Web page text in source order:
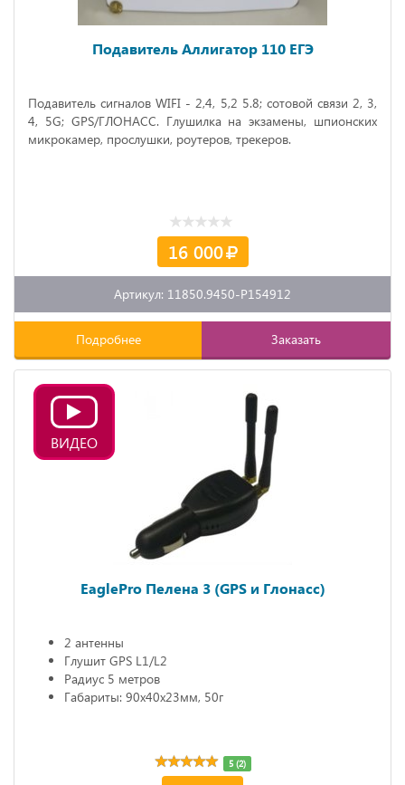
Подавитель Аллигатор 110 ЕГЭ
Подавитель сигналов WIFI - 2,4, 5,2 5.8; сотовой связи 2, 3,
4, 5G; GPS/ГЛОНАСС. Глушилка на экзамены, шпионских
микрокамер, прослушки, роутеров, трекеров.
16 000
Артикул: 11850.9450-P154912
Подробнее Заказать
ВИДЕО
EaglePro Пелена 3 (GPS и Глонасс)
2 антенны
Глушит GPS L1/L2
Радиус 5 метров
Габариты: 90х40х23мм, 50г
5 (2)